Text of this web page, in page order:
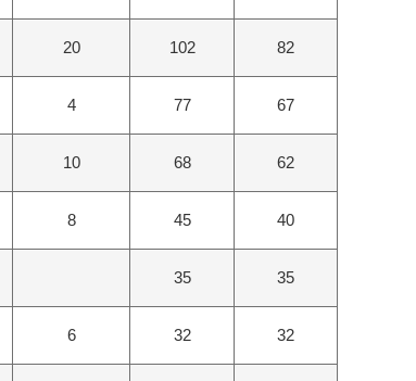
20 102 82
4 77 67
10 68 62
8 45 40
35 35
6 32 32